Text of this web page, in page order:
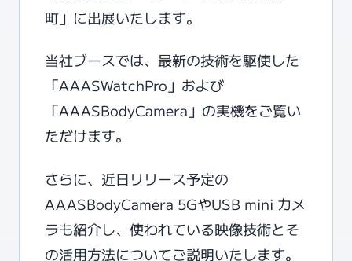
町」に出展いたします。
当社ブースでは、最新の技術を駆使した
「AAASWatchPro」および
「AAASBodyCamera」の実機をご覧い
ただけます。
さらに、近日リリース予定の
AAASBodyCamera 5GやUSB mini カメ
ラも紹介し、使われている映像技術とそ
の活用方法についてご説明いたします。